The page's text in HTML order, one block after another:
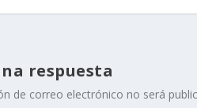
respuesta
de correo electrónico no será